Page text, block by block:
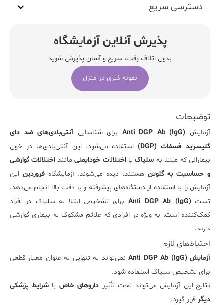
توضیحات
آزمایش Anti DGP Ab (IgG) برای شناسایی آنتی‌بادی‌های ضد دای
گلیسراید فسفات (DGP)
استفاده می‌شود. این آنتی‌بادی‌ها در خون
بیمارانی که مبتلا به سلیاک یااختلالات خودایمنیمانند اختلالات گوارشی
و حساسیت به گلوتن هستند، دیده می‌شوند. آزمایشگاه فروردین این
آزمایش را با استفاده از دستگاه‌های پیشرفته و با دقت بالا انجام می‌دهد.
تستAnti DGP Ab (IgG) برای تشخیص ابتلا به سلیاک در افراد
کمک‌کننده است، به ویژه در افرادی که علائم مشکوک به بیماری گوارشی
دارند.
احتیاط‌های لازم
آزمایش Anti DGP Ab (IgG)
نمی‌تواند به تنهایی به عنوان معیار قطعی
برای تشخیص سلیاک استفاده شود.
نتایج این آزمایش می‌تواند تحت تأثیر داروهای خاص یاشرایط پزشکی
دیگر قرار گیرد.
دسترسی سریع
پذیرش آنلاین آزمایشگاه
بدون اتلاف وقت، سریع و آسان پذیرش شوید
نمونه گیری در منزل